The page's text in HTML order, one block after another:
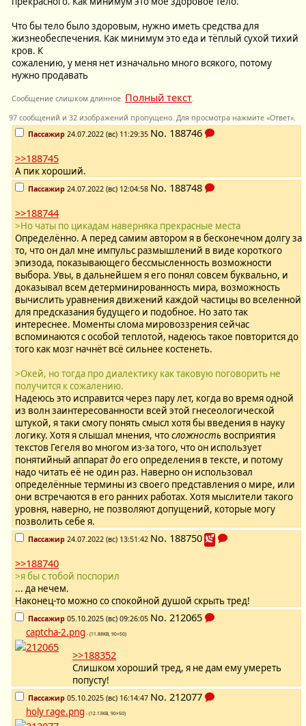
Что бы тело было здоровым, нужно иметь средства для
жизнеобеспечения. Как минимум это еда и тёплый сухой тихий
кров. К
сожалению, у меня нет изначально много всякого, потому
нужно продавать
Сообщение слишком длинное. Полный текст.
97 сообщений и 32 изображений пропущено. Для просмотра нажмите «Ответ».
Пассажир 24.07.2022 (вс) 11:29:35 No. 188746
>>188745
А пик хороший.
Пассажир 24.07.2022 (вс) 12:04:58 No. 188748
>>188744
>Но чаты по цикадам наверняка прекрасные места
Определённо. А перед самим автором я в бесконечном долгу за
то, что он дал мне импульс размышлений в виде короткого
эпизода, показывающего бессмысленность возможности
выбора. Увы, в дальнейшем я его понял совсем буквально, и
доказывал всем детерминированность мира, возможность
вычислить уравнения движений каждой частицы во вселенной
для предсказания будущего и подобное. Но зато так
интереснее. Моменты слома мировоззрения сейчас
вспоминаются с особой теплотой, надеюсь такое повторится до
того как мозг начнёт всё сильнее костенеть.
>Окей, но тогда про диалектику как таковую поговорить не
получится к сожалению.
Надеюсь это исправится через пару лет, когда во время одной
из волн заинтересованности всей этой гнесеологической
штукой, я таки смогу понять смысл хотя бы введения в науку
логику. Хотя я слышал мнения, чтосложность восприятия
текстов Гегеля во многом из-за того, что он использует
понятийный аппаратдо его определения в тексте, и потому
надо читать её не один раз. Наверно он использовал
определённые термины из своего представления о мире, или
они встречаются в его ранних работах. Хотя мыслители такого
уровня, наверно, не позволяют допущений, которые могу
позволить себе я.
Пассажир 24.07.2022 (вс) 13:51:42 No. 188750
>>188740
>я бы с тобой поспорил
... да нечем.
Наконец-то можно со спокойной душой скрыть тред!
Пассажир 05.10.2025 (вс) 09:26:05 No. 212065
captcha-2.png - (11.88KB, 90×50)
>>188352
Слишком хороший тред, я не дам ему умереть
попусту!
Пассажир 05.10.2025 (вс) 16:14:47 No. 212077
holy rage.png - (12.13KB, 90×50)